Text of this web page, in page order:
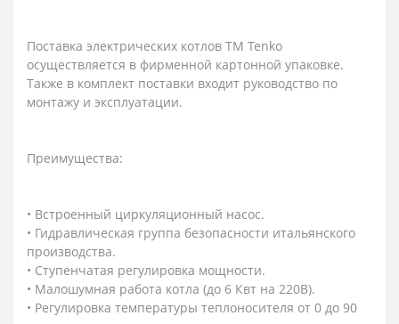
Поставка электрических котлов ТМ Tenko
осуществляется в фирменной картонной упаковке.
Также в комплект поставки входит руководство по
монтажу и эксплуатации.
Преимущества:
• Встроенный циркуляционный насос.
• Гидравлическая группа безопасности итальянского
производства.
• Ступенчатая регулировка мощности.
• Малошумная работа котла (до 6 Квт на 220В).
• Регулировка температуры теплоносителя от 0 до 90